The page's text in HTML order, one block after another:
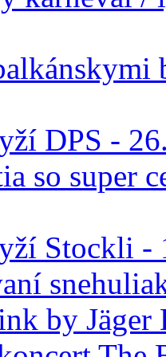
DPS -
so super
Stockli -
by Jäger